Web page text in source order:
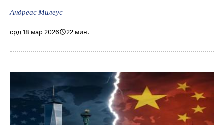
Андреас Милеус
срд 18 мар 2026 22 мин.